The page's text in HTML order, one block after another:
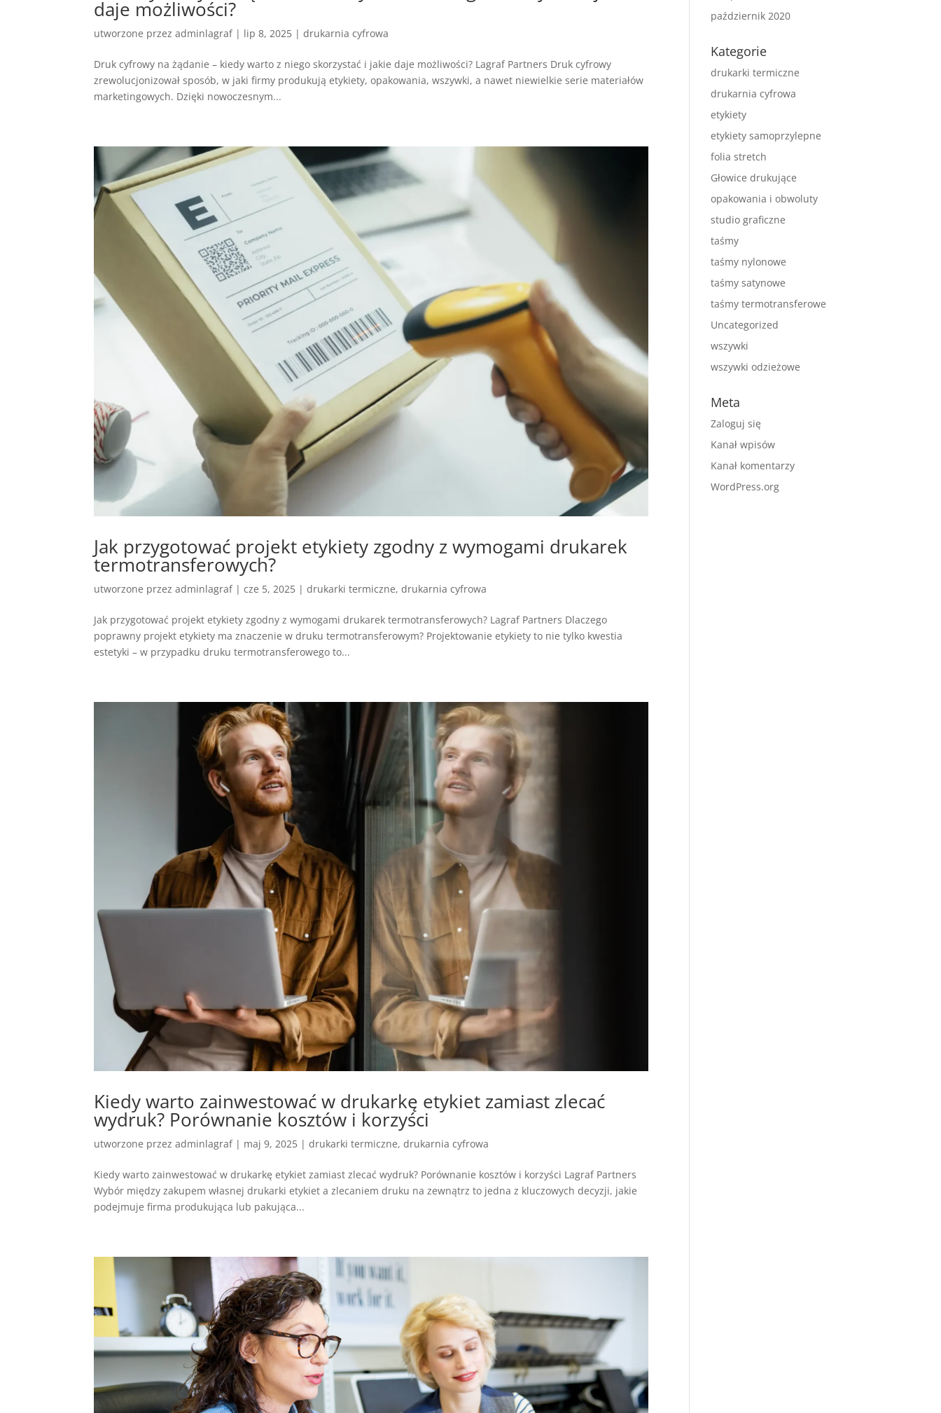
daje możliwości?
utworzone przezadminlagraf| lip 8, 2025 |drukarnia cyfrowa
Druk cyfrowy na żądanie – kiedy warto z niego skorzystać i jakie daje możliwości? Lagraf Partners Druk cyfrowy
zrewolucjonizował sposób, w jaki firmy produkują etykiety, opakowania, wszywki, a nawet niewielkie serie materiałów
marketingowych. Dzięki nowoczesnym...
Jak przygotować projekt etykiety zgodny z wymogami drukarek
termotransferowych?
utworzone przezadminlagraf|cze 5, 2025 |drukarki termiczne,drukarnia cyfrowa
Jak przygotować projekt etykiety zgodny z wymogami drukarek termotransferowych? Lagraf Partners Dlaczego
poprawny projekt etykiety ma znaczenie w druku termotransferowym? Projektowanie etykiety to nie tylko kwestia
estetyki – w przypadku druku termotransferowego to...
Kiedy warto zainwestować w drukarkę etykiet zamiast zlecać
wydruk? Porównanie kosztów i korzyści
utworzone przezadminlagraf| maj 9, 2025 |drukarki termiczne,drukarnia cyfrowa
Kiedy warto zainwestować w drukarkę etykiet zamiast zlecać wydruk? Porównanie kosztów i korzyści Lagraf Partners
Wybór między zakupem własnej drukarki etykiet a zlecaniem druku na zewnątrz to jedna z kluczowych decyzji, jakie
podejmuje firma produkująca lub pakująca...
październik 2020
Kategorie
drukarki termiczne
drukarnia cyfrowa
etykiety
etykiety samoprzylepne
folia stretch
Głowice drukujące
opakowania i obwoluty
studio graficzne
taśmy
taśmy nylonowe
taśmy satynowe
taśmy termotransferowe
Uncategorized
wszywki
wszywki odzieżowe
Meta
Zaloguj się
Kanał wpisów
Kanał komentarzy
WordPress.org